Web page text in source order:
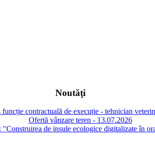
Noutăţi
contractuală de execuție - tehnician
Ofertă vânzare teren - 13.07.2026
"Construirea de insule ecologice digitalizate în